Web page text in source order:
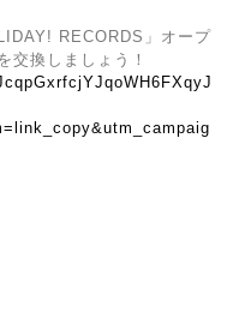
RECORDS」オープ
交換しましょう！